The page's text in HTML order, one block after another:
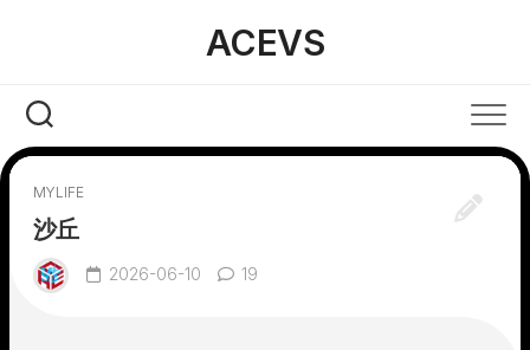
ACEVS
MYLIFE
沙丘
2026-06-10 19